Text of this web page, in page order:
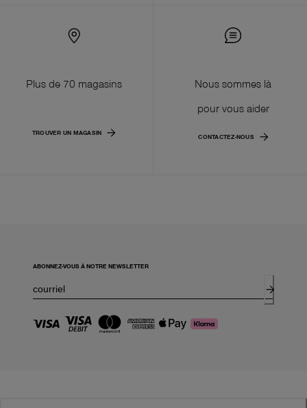
Plus de 70 magasins
TROUVER UN MAGASIN
Nous sommes là
pour vous aider
CONTACTEZ-NOUS
ABONNEZ-VOUS À NOTRE NEWSLETTER